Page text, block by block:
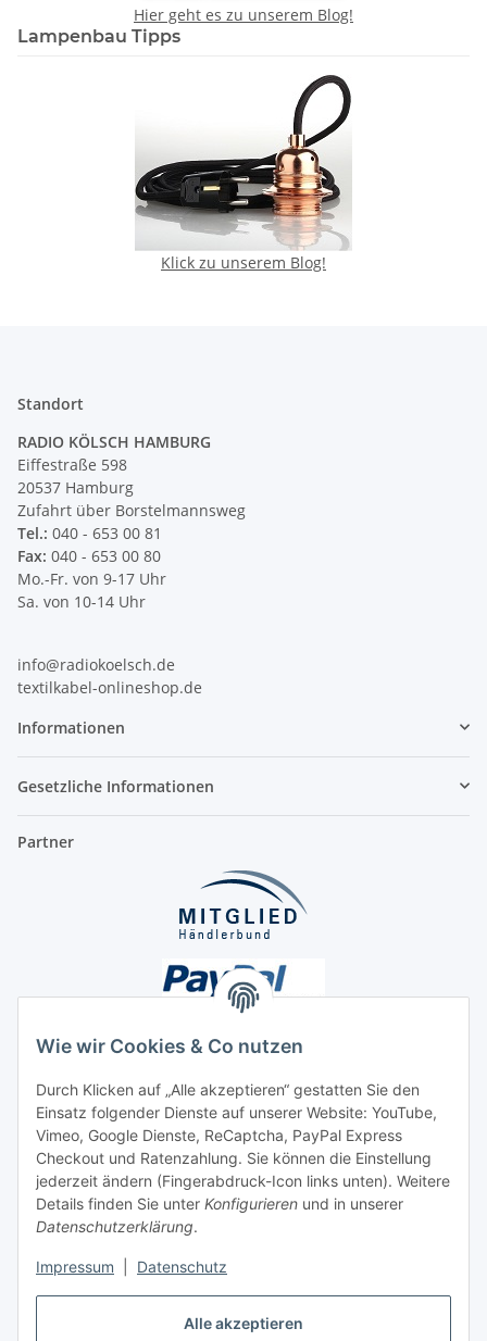
Alle akzeptieren
Wie wir Cookies & Co nutzen
Durch Klicken auf „Alle akzeptieren“ gestatten Sie den
Einsatz folgender Dienste auf unserer Website: YouTube,
Vimeo, Google Dienste, ReCaptcha, PayPal Express
Checkout und Ratenzahlung. Sie können die Einstellung
jederzeit ändern (Fingerabdruck-Icon links unten). Weitere
Details finden Sie unter Konfigurieren und in unserer
Datenschutzerklärung.
Impressum Datenschutz
Hier geht es zu unserem Blog!
Lampenbau Tipps
Klick zu unserem Blog!
Standort
RADIO KÖLSCH HAMBURG
Eiffestraße 598
20537 Hamburg
Zufahrt über Borstelmannsweg
Tel.: 040 - 653 00 81
Fax: 040 - 653 00 80
Mo.-Fr. von 9-17 Uhr
Sa. von 10-14 Uhr
info@radiokoelsch.de
textilkabel-onlineshop.de
Informationen
Gesetzliche Informationen
Partner
Unsere Seiten
Social Media
Vertrag widerrufen